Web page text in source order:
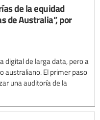
de la equidad
de Australia”, por
digital de larga data, pero a
australiano. El primer paso
una auditoría de la